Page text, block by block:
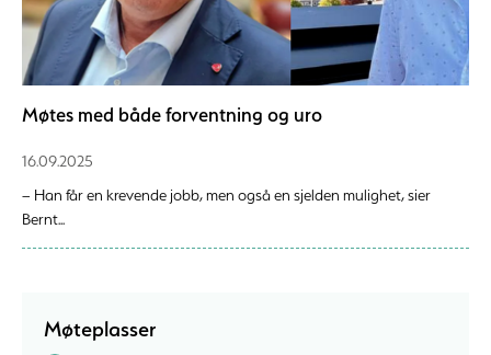
Møtes med både forventning og uro
16.09.2025
– Han får en krevende jobb, men også en sjelden mulighet, sier
Bernt...
Møteplasser